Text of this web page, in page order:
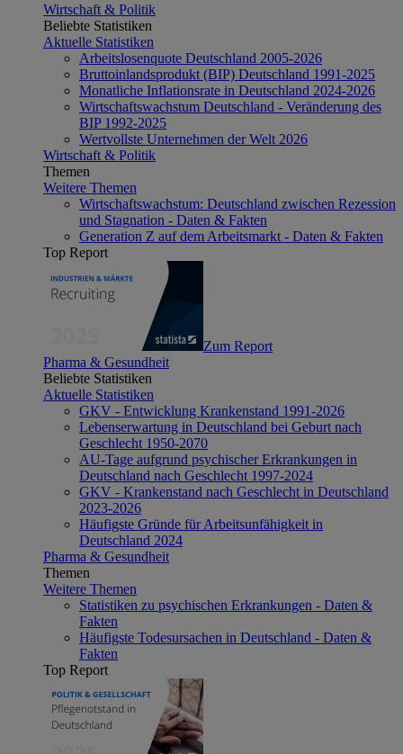
Wirtschaft & Politik
Beliebte Statistiken
Aktuelle Statistiken
Arbeitslosenquote Deutschland 2005-2026
Bruttoinlandsprodukt (BIP) Deutschland 1991-2025
Monatliche Inflationsrate in Deutschland 2024-2026
Wirtschaftswachstum Deutschland - Veränderung des
BIP 1992-2025
Wertvollste Unternehmen der Welt 2026
Wirtschaft & Politik
Themen
Weitere Themen
Wirtschaftswachstum: Deutschland zwischen Rezession
und Stagnation - Daten & Fakten
Generation Z auf dem Arbeitsmarkt - Daten & Fakten
Top Report
Zum Report
Pharma & Gesundheit
Beliebte Statistiken
Aktuelle Statistiken
GKV - Entwicklung Krankenstand 1991-2026
Lebenserwartung in Deutschland bei Geburt nach
Geschlecht 1950-2070
AU-Tage aufgrund psychischer Erkrankungen in
Deutschland nach Geschlecht 1997-2024
GKV - Krankenstand nach Geschlecht in Deutschland
2023-2026
Häufigste Gründe für Arbeitsunfähigkeit in
Deutschland 2024
Pharma & Gesundheit
Themen
Weitere Themen
Statistiken zu psychischen Erkrankungen - Daten &
Fakten
Häufigste Todesursachen in Deutschland - Daten &
Fakten
Top Report